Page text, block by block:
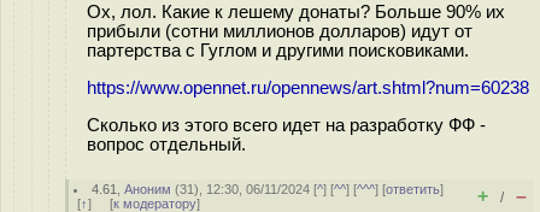
Ох, лол. Какие к лешему донаты? Больше 90% их
прибыли (сотни миллионов долларов) идут от
партерства с Гуглом и другими поисковиками.
https://www.opennet.ru/opennews/art.shtml?num=60238
Сколько из этого всего идет на разработку ФФ -
вопрос отдельный.
4.61 ,Аноним (31), 12:30, 06/11/2024 [^] [^^] [^^^] [ответить]
[↑] [к модератору] + / –